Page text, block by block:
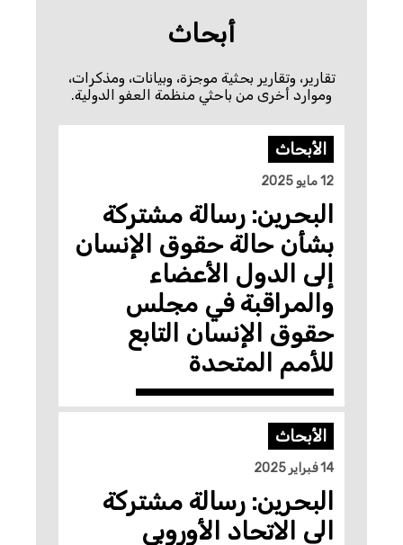
أبحاث
تقارير، وتقارير بحثية موجزة، وبيانات، ومذكرات،
وموارد أخرى من باحثي منظمة العفو الدولية.
الأبحاث
البحرين: رسالة مشتركة
بشأن حالة حقوق الإنسان
إلى الدول الأعضاء
والمراقبة في مجلس
حقوق الإنسان التابع
للأمم المتحدة
الأبحاث
البحرين: رسالة مشتركة
الى الاتحاد الأوروبي